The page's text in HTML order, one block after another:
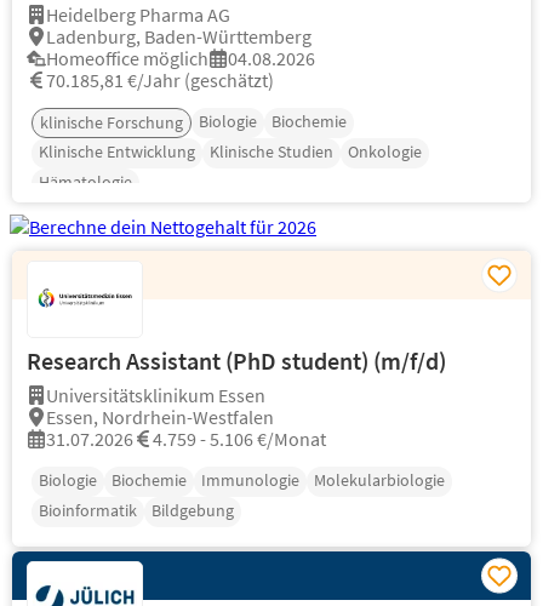
Heidelberg Pharma AG
Ladenburg, Baden-Württemberg
Homeoffice möglich
04.08.2026
70.185,81 €/Jahr (geschätzt)
klinische Forschung Biologie
Biochemie
Klinische Entwicklung
Klinische Studien
Onkologie
Hämatologie
Research Assistant (PhD student) (m/f/d)
Universitätsklinikum Essen
Essen, Nordrhein-Westfalen
31.07.2026
4.759 - 5.106 €/Monat
Biologie Biochemie Immunologie
Molekularbiologie
Bioinformatik
Bildgebung